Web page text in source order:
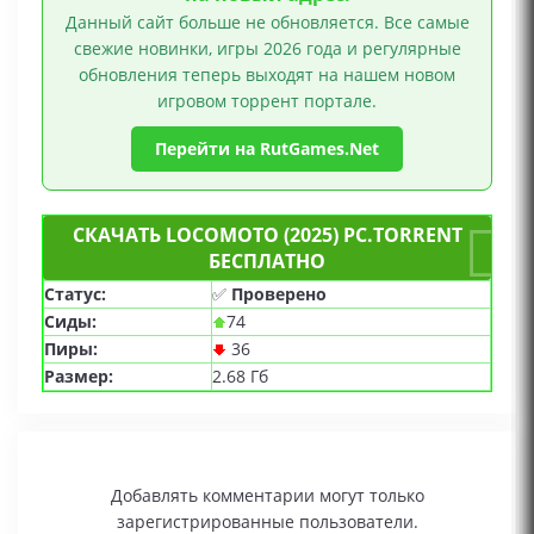
Данный сайт больше не обновляется. Все самые
свежие новинки, игры 2026 года и регулярные
обновления теперь выходят на нашем новом
игровом торрент портале.
Перейти на RutGames.Net
СКАЧАТЬ LOCOMOTO (2025) PC.TORRENT
БЕСПЛАТНО
Статус: ✅ Проверено
Сиды:
74
Пиры:
36
Размер:
2.68 Гб
Добавлять комментарии могут только
зарегистрированные пользователи.